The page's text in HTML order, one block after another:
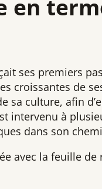
en
ses premiers
croissantes de
sa culture, afin
intervenu à
dans son
avec la feuille